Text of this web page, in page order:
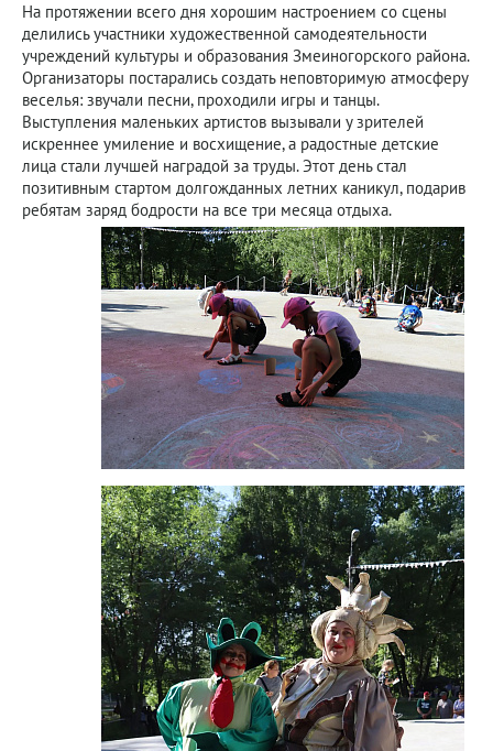
На протяжении всего дня хорошим настроением со сцены
делились участники художественной самодеятельности
учреждений культуры и образования Змеиногорского района.
Организаторы постарались создать неповторимую атмосферу
веселья: звучали песни, проходили игры и танцы.
Выступления маленьких артистов вызывали у зрителей
искреннее умиление и восхищение, а радостные детские
лица стали лучшей наградой за труды. Этот день стал
позитивным стартом долгожданных летних каникул, подарив
ребятам заряд бодрости на все три месяца отдыха.